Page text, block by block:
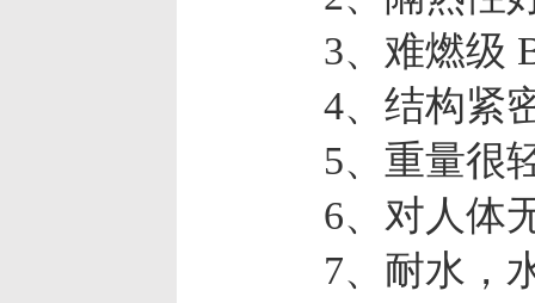
3、难燃级
4、结构紧密
5、重量很轻
6、对人体无
7、耐水，水